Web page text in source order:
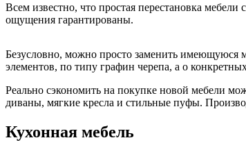
Всем известно, что простая перестановка
ощущения гарантированы.
Безусловно, можно просто заменить имеющуюся
элементов, по типу графин черепа, а о
Реально сэкономить на покупке новой мебели
диваны, мягкие кресла и стильные пуфы.
Кухонная мебель